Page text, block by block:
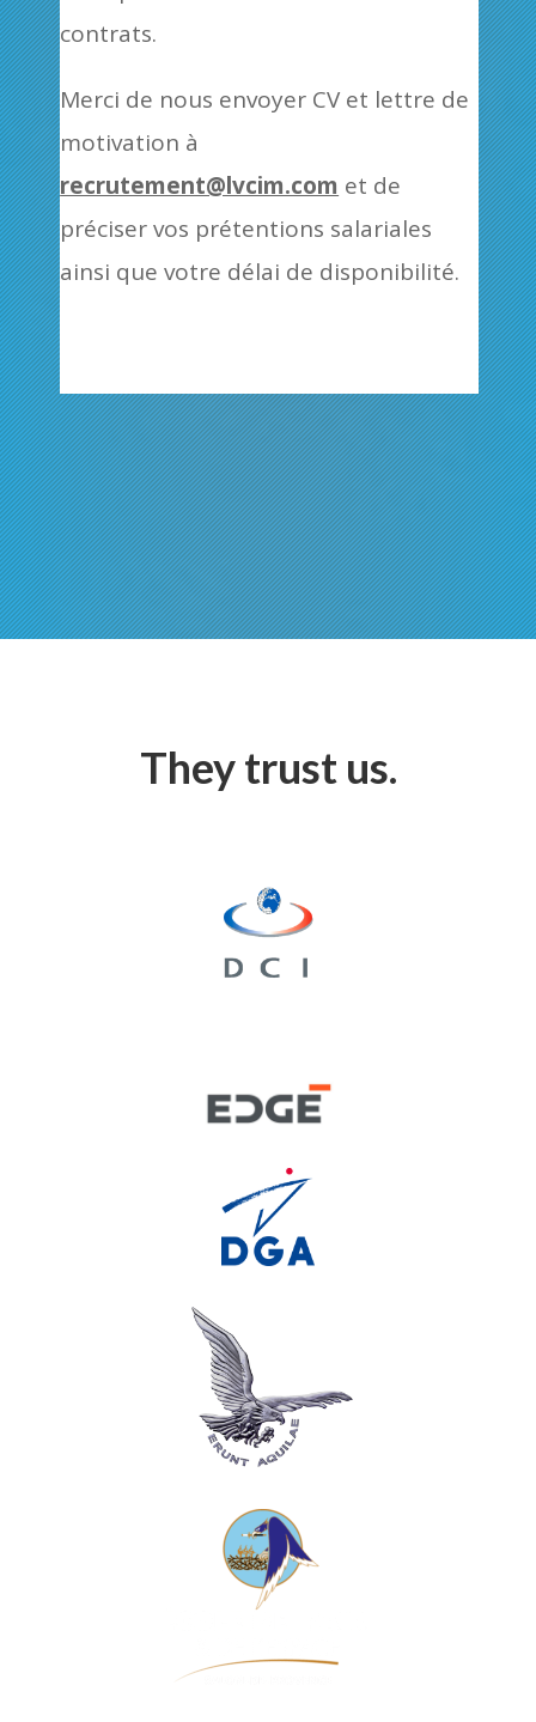
contrats.
Merci de nous envoyer CV et lettre de
motivation à
recrutement@lvcim.com et de
préciser vos prétentions salariales
ainsi que votre délai de disponibilité.
They trust us.